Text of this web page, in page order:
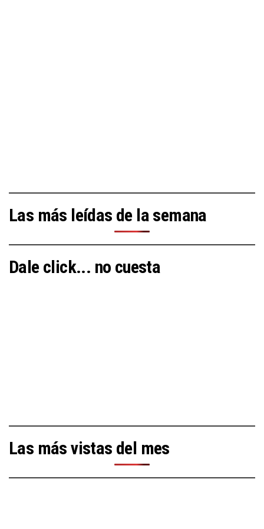
Las más leídas de la semana
Dale click... no cuesta
Las más vistas del mes